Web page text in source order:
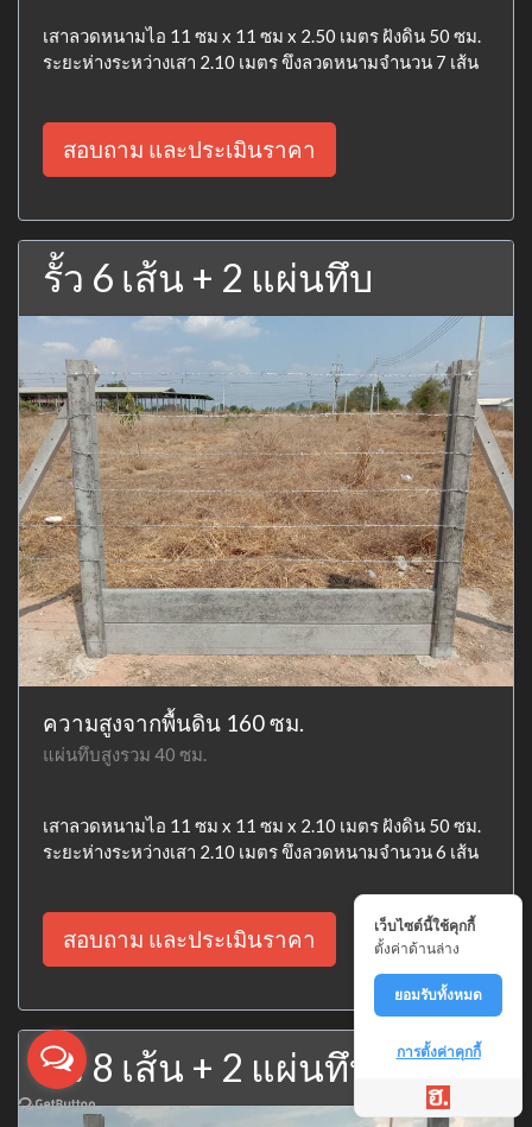
เสาลวดหนามไอ 11 ซม x 11 ซม x 2.50 เมตร ฝังดิน 50 ซม.
ระยะห่างระหว่างเสา 2.10 เมตร ขึงลวดหนามจำนวน 7 เส้น
สอบถาม และประเมินราคา
รั้ว 6 เส้น + 2 แผ่นทึบ
ความสูงจากพื้นดิน 160 ซม.
แผ่นทึบสูงรวม 40 ซม.
เสาลวดหนามไอ 11 ซม x 11 ซม x 2.10 เมตร ฝังดิน 50 ซม.
ระยะห่างระหว่างเสา 2.10 เมตร ขึงลวดหนามจำนวน 6 เส้น
สอบถาม และประเมินราคา
รั้ว 8 เส้น + 2 แผ่นทึบ
เว็บไซต์นี้ใช้คุกกี้
ตั้งค่าด้านล่าง
ยอมรับทั้งหมด
การตั้งค่าคุกกี้